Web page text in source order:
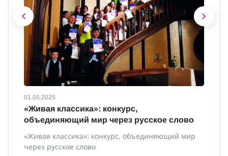
01.05.2025
«Живая классика»: конкурс,
объединяющий мир через русское слово
«Живая классика»: конкурс, объединяющий мир
через русское слово